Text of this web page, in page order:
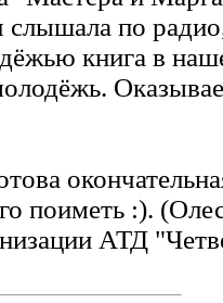
слышала по
книга в
поиметь :).
АТД